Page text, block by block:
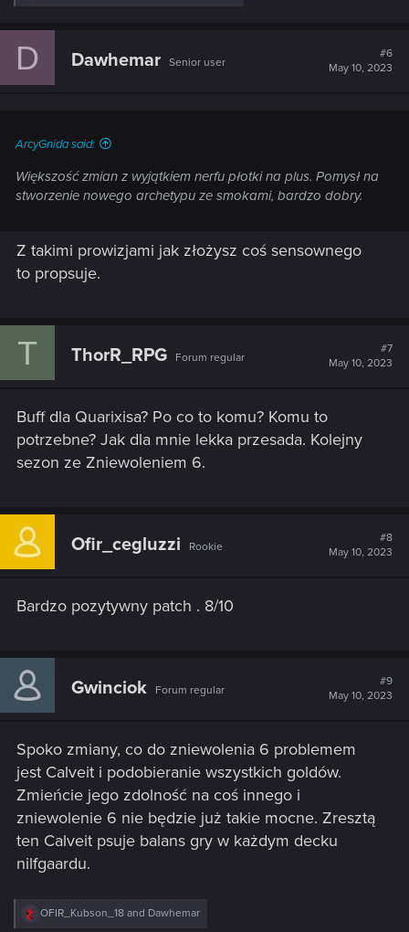
c
D Dawhemar Senior user
#6
May 10, 2023
ArcyGnida said:
Większość zmian z wyjątkiem nerfu płotki na plus. Pomysł na
stworzenie nowego archetypu ze smokami, bardzo dobry.
Z takimi prowizjami jak złożysz coś sensownego
to propsuje.
T ThorR_RPG Forum regular
#7
May 10, 2023
Buff dla Quarixisa? Po co to komu? Komu to
potrzebne? Jak dla mnie lekka przesada. Kolejny
sezon ze Zniewoleniem 6.
Ofir_cegluzzi Rookie
#8
May 10, 2023
Bardzo pozytywny patch . 8/10
Gwinciok Forum regular
#9
May 10, 2023
Spoko zmiany, co do zniewolenia 6 problemem
jest Calveit i podobieranie wszystkich goldów.
Zmieńcie jego zdolność na coś innego i
zniewolenie 6 nie będzie już takie mocne. Zresztą
ten Calveit psuje balans gry w każdym decku
nilfgaardu.
R
OFIR_Kubson_18 and Dawhemar